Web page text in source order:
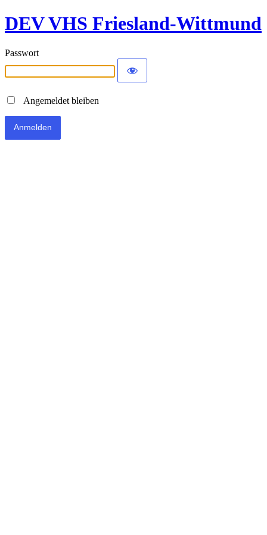
DEV VHS Friesland-Wittmund
Passwort
Angemeldet bleiben